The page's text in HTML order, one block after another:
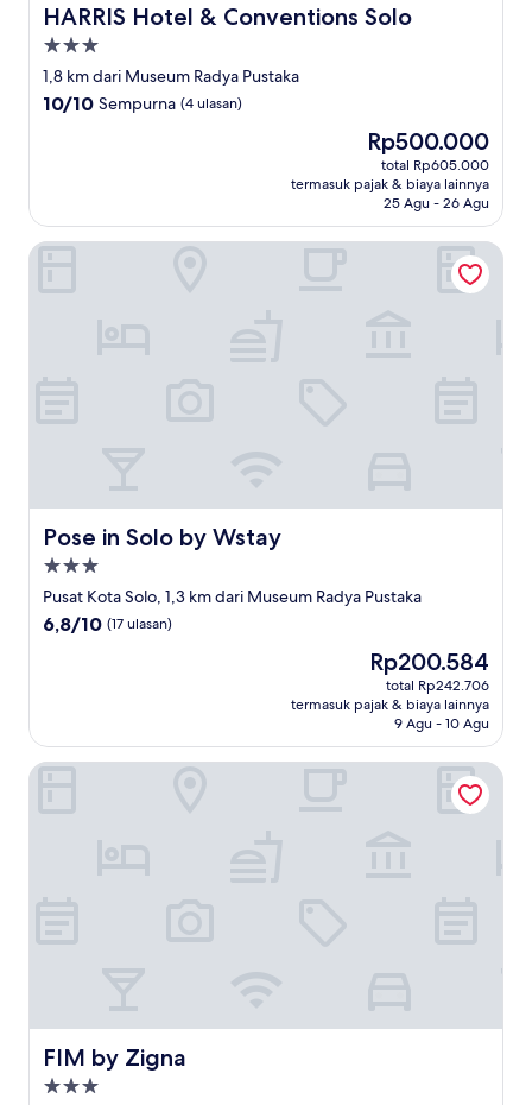
HARRIS Hotel & Conventions Solo
HARRIS Hotel & Conventions Solo
Properti
bintang
3.0
1,8 km dari Museum Radya Pustaka
10.0
10/10 Sempurna (4 ulasan)
Harga
sekarang
Rp500.000
Rp500.000
total Rp605.000
termasuk pajak & biaya lainnya
25 Agu - 26 Agu
Pose in Solo by Wstay
Pose in Solo by Wstay
Properti
bintang
3.0
Pusat Kota Solo, 1,3 km dari Museum Radya Pustaka
6.8
6,8/10 (17 ulasan)
Harga
sekarang
Rp200.584
Rp200.584
total Rp242.706
termasuk pajak & biaya lainnya
9 Agu - 10 Agu
Pose in Solo by Wstay
FIM by Zigna
FIM by Zigna
Properti
FIM by Zigna